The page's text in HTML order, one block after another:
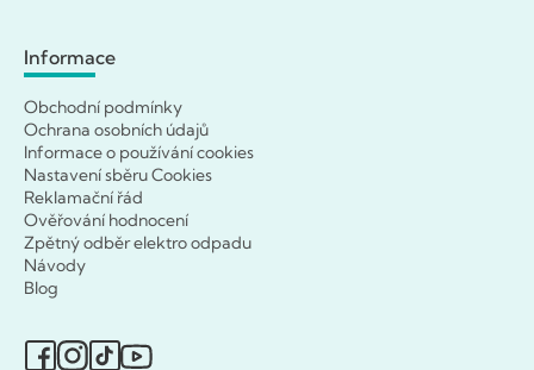
Informace
Obchodní podmínky
Ochrana osobních údajů
Informace o používání cookies
Nastavení sběru Cookies
Reklamační řád
Ověřování hodnocení
Zpětný odběr elektro odpadu
Návody
Blog